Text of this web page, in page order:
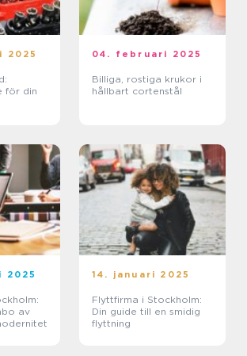
2025
för din
04. februari 2025
Billiga, rostiga krukor i
hållbart cortenstål
2025
av
14. januari 2025
Flyttfirma i Stockholm:
Din guide till en smidig
flyttning